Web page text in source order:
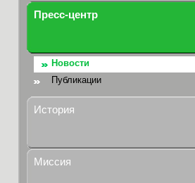
Пресс-центр
Новости
Публикации
История
Миссия